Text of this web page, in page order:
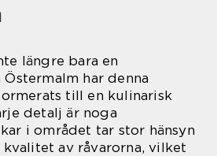
längre bara en
har denna
till en kulinarisk
detalj är noga
i området tar stor hänsyn
av råvarorna, vilket